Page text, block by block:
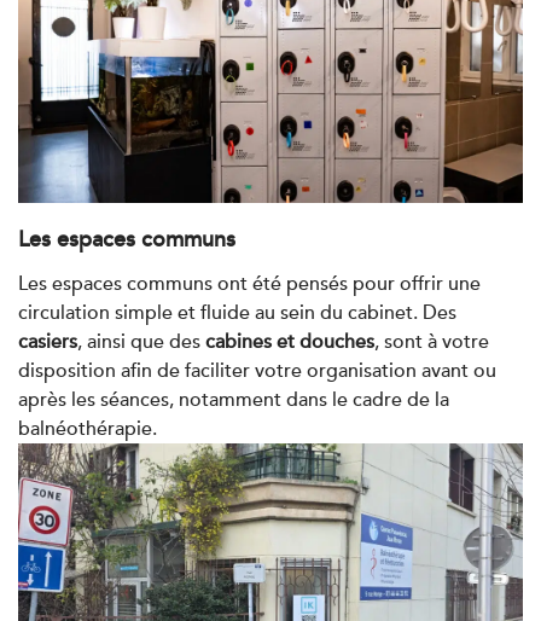
Les espaces communs
Les espaces communs ont été pensés pour offrir une
circulation simple et fluide au sein du cabinet. Des
casiers, ainsi que des cabines et douches, sont à votre
disposition afin de faciliter votre organisation avant ou
après les séances, notamment dans le cadre de la
balnéothérapie.
199 Bd Saint-Germain 75007 Paris
199 Bd Saint-Germain 75007 Paris
01 43 25 10 20
PRENDRE RDV
PRENDRE RDV
IK Bois Colombes – 92
1 Rue Mertens 92600 Bois-Colombes
1 Rue Mertens 92600 Bois-Colombes
01 43 50 50 81
PRENDRE RDV
PRENDRE RDV
Kinésithérapie
IK Antony Olympe Sante – 92
Kinésithérapie